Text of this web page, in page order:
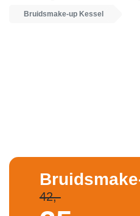
Bruidsmake-up Kessel
42,-